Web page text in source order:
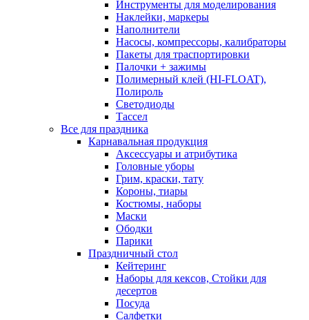
Инструменты для моделирования
Наклейки, маркеры
Наполнители
Насосы, компрессоры, калибраторы
Пакеты для траспортировки
Палочки + зажимы
Полимерный клей (HI-FLOAT),
Полироль
Светодиоды
Тассел
Все для праздника
Карнавальная продукция
Аксессуары и атрибутика
Головные уборы
Грим, краски, тату
Короны, тиары
Костюмы, наборы
Маски
Ободки
Парики
Праздничный стол
Кейтеринг
Наборы для кексов, Стойки для
десертов
Посуда
Салфетки